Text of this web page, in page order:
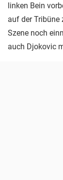
linken Bein
auf der Tribüne
Szene noch
auch Djokovic